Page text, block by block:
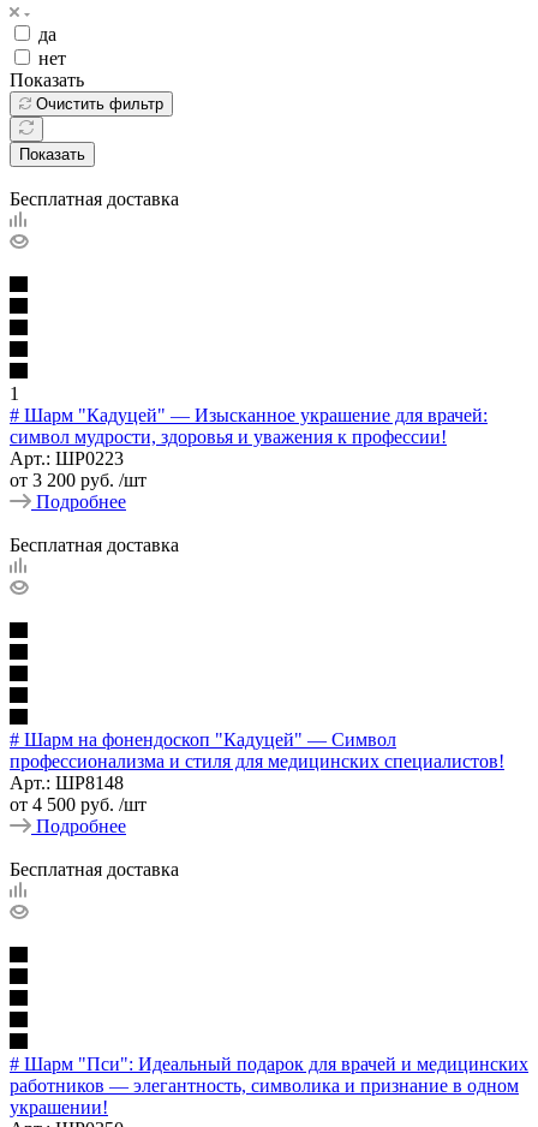
да
нет
Показать
Очистить фильтр
Показать
Бесплатная доставка
1
# Шарм "Кадуцей" — Изысканное украшение для врачей:
символ мудрости, здоровья и уважения к профессии!
Арт.: ШР0223
от 3 200 руб. /шт
Подробнее
Бесплатная доставка
# Шарм на фонендоскоп "Кадуцей" — Символ
профессионализма и стиля для медицинских специалистов!
Арт.: ШР8148
от 4 500 руб. /шт
Подробнее
Бесплатная доставка
# Шарм "Пси": Идеальный подарок для врачей и медицинских
работников — элегантность, символика и признание в одном
украшении!